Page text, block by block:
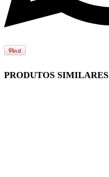
PRODUTOS SIMILARES